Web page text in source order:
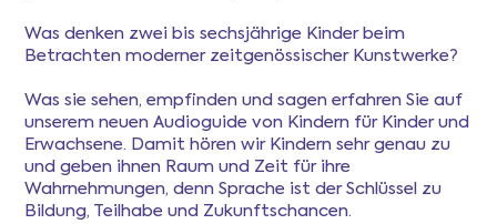
Was denken zwei bis sechsjährige Kinder beim
Betrachten moderner zeitgenössischer Kunstwerke?
Was sie sehen, empfinden und sagen erfahren Sie auf
unserem neuen Audioguide von Kindern für Kinder und
Erwachsene. Damit hören wir Kindern sehr genau zu
und geben ihnen Raum und Zeit für ihre
Wahrnehmungen, denn Sprache ist der Schlüssel zu
Bildung, Teilhabe und Zukunftschancen.